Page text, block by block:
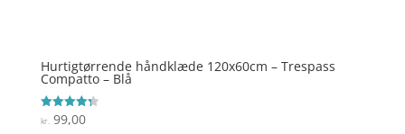
Hurtigtørrende håndklæde 120x60cm – Trespass
Compatto – Blå
Vurderet
4.3
kr.99,00